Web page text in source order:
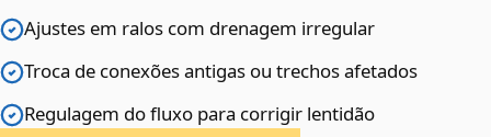
Ajustes em ralos com drenagem irregular
Troca de conexões antigas ou trechos afetados
Regulagem do fluxo para corrigir lentidão